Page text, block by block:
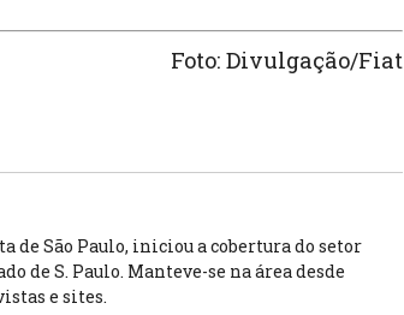
Foto: Divulgação/Fiat
São Paulo, iniciou a cobertura do setor
de S. Paulo. Manteve-se na área desde
e sites.